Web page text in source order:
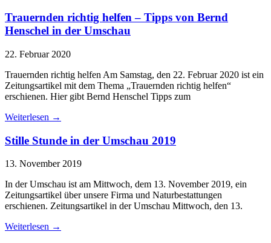
Trauernden richtig helfen – Tipps von Bernd
Henschel in der Umschau
22. Februar 2020
Trauernden richtig helfen Am Samstag, den 22. Februar 2020 ist ein
Zeitungsartikel mit dem Thema „Trauernden richtig helfen“
erschienen. Hier gibt Bernd Henschel Tipps zum
Weiterlesen →
Stille Stunde in der Umschau 2019
13. November 2019
In der Umschau ist am Mittwoch, dem 13. November 2019, ein
Zeitungsartikel über unsere Firma und Naturbestattungen
erschienen. Zeitungsartikel in der Umschau Mittwoch, den 13.
Weiterlesen →